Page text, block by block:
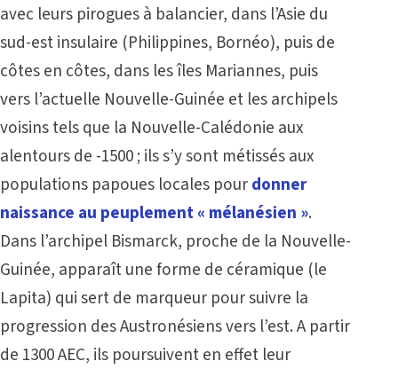
avec leurs pirogues à balancier, dans l’Asie du
sud-est insulaire (Philippines, Bornéo), puis de
côtes en côtes, dans les îles Mariannes, puis
vers l’actuelle Nouvelle-Guinée et les archipels
voisins tels que la Nouvelle-Calédonie aux
alentours de -1500 ; ils s’y sont métissés aux
populations papoues locales pourdonner
naissance au peuplement « mélanésien ».
Dans l’archipel Bismarck, proche de la Nouvelle-
Guinée, apparaît une forme de céramique (le
Lapita) qui sert de marqueur pour suivre la
progression des Austronésiens vers l’est. A partir
de 1300 AEC, ils poursuivent en effet leur